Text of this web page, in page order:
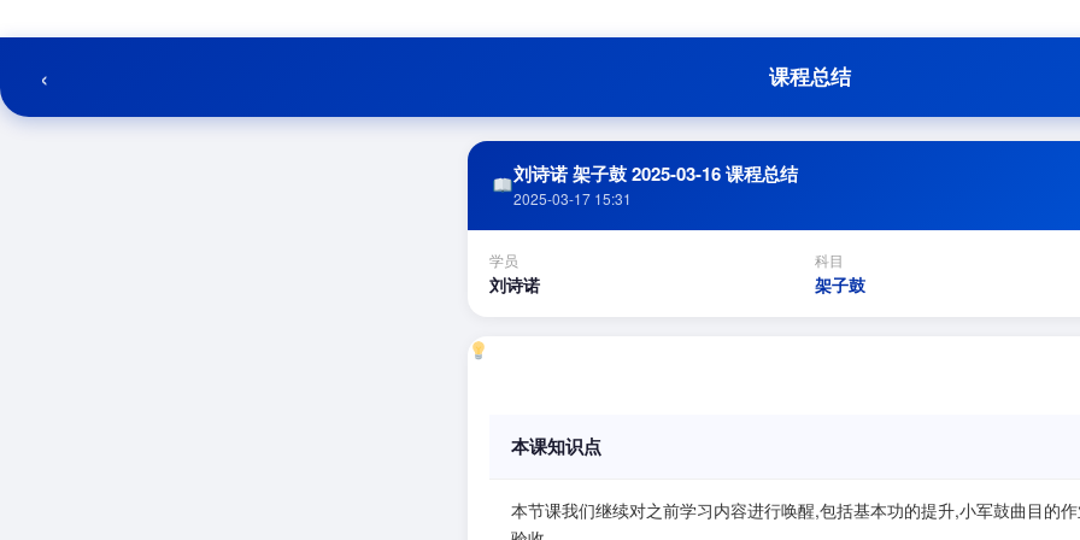
至
容
‹ 课程总结
刘诗诺 架子鼓 2025-03-16 课程总结
2025-03-17 15:31
学员
刘诗诺
科目
架子鼓
本课知识点
本节课我们继续对之前学习内容进行唤醒,包括基本功的提升,小军鼓曲目的